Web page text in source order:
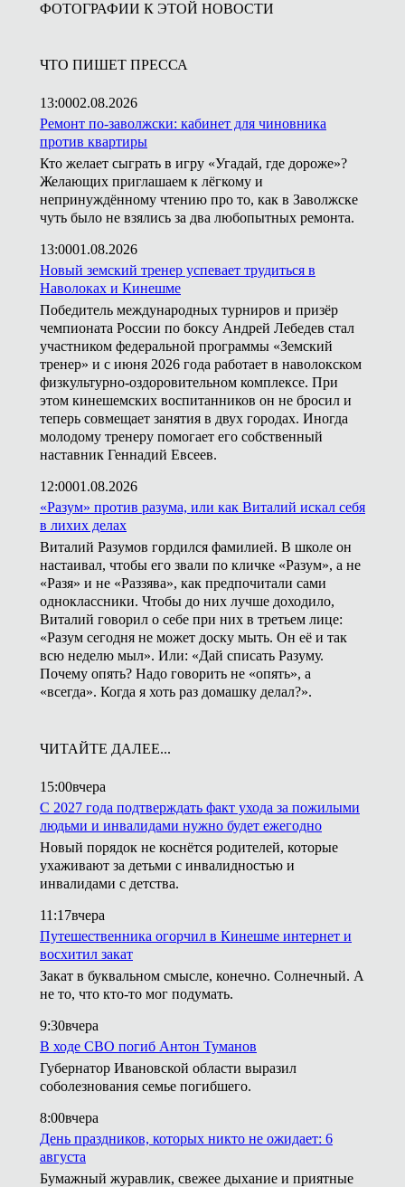
ФОТОГРАФИИ К ЭТОЙ НОВОСТИ
ЧТО ПИШЕТ ПРЕССА
13:0002.08.2026
Ремонт по-заволжски: кабинет для чиновника
против квартиры
Кто желает сыграть в игру «Угадай, где дороже»?
Желающих приглашаем к лёгкому и
непринуждённому чтению про то, как в Заволжске
чуть было не взялись за два любопытных ремонта.
13:0001.08.2026
Новый земский тренер успевает трудиться в
Наволоках и Кинешме
Победитель международных турниров и призёр
чемпионата России по боксу Андрей Лебедев стал
участником федеральной программы «Земский
тренер» и с июня 2026 года работает в наволокском
физкультурно-оздоровительном комплексе. При
этом кинешемских воспитанников он не бросил и
теперь совмещает занятия в двух городах. Иногда
молодому тренеру помогает его собственный
наставник Геннадий Евсеев.
12:0001.08.2026
«Разум» против разума, или как Виталий искал себя
в лихих делах
Виталий Разумов гордился фамилией. В школе он
настаивал, чтобы его звали по кличке «Разум», а не
«Разя» и не «Раззява», как предпочитали сами
одноклассники. Чтобы до них лучше доходило,
Виталий говорил о себе при них в третьем лице:
«Разум сегодня не может доску мыть. Он её и так
всю неделю мыл». Или: «Дай списать Разуму.
Почему опять? Надо говорить не «опять», а
«всегда». Когда я хоть раз домашку делал?».
ЧИТАЙТЕ ДАЛЕЕ...
15:00вчера
С 2027 года подтверждать факт ухода за пожилыми
людьми и инвалидами нужно будет ежегодно
Новый порядок не коснётся родителей, которые
ухаживают за детьми с инвалидностью и
инвалидами с детства.
11:17вчера
Путешественника огорчил в Кинешме интернет и
восхитил закат
Закат в буквальном смысле, конечно. Солнечный. А
не то, что кто-то мог подумать.
9:30вчера
В ходе СВО погиб Антон Туманов
Губернатор Ивановской области выразил
соболезнования семье погибшего.
8:00вчера
День праздников, которых никто не ожидает: 6
августа
Бумажный журавлик, свежее дыхание и приятные